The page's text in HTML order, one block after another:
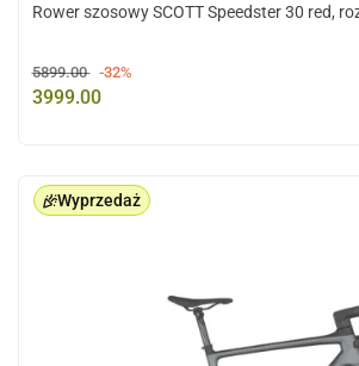
Rower szosowy SCOTT Speedster 30 red,
5899.00 -32%
3999.00
Wyprzedaż